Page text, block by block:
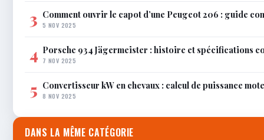
3 Comment ouvrir le capot d’une Peugeot 206 : guide
5 NOV 2025
4 Porsche 934 Jägermeister : histoire et spécifications
7 NOV 2025
5 Convertisseur kW en chevaux : calcul de puissance
8 NOV 2025
DANS LA MÊME CATÉGORIE